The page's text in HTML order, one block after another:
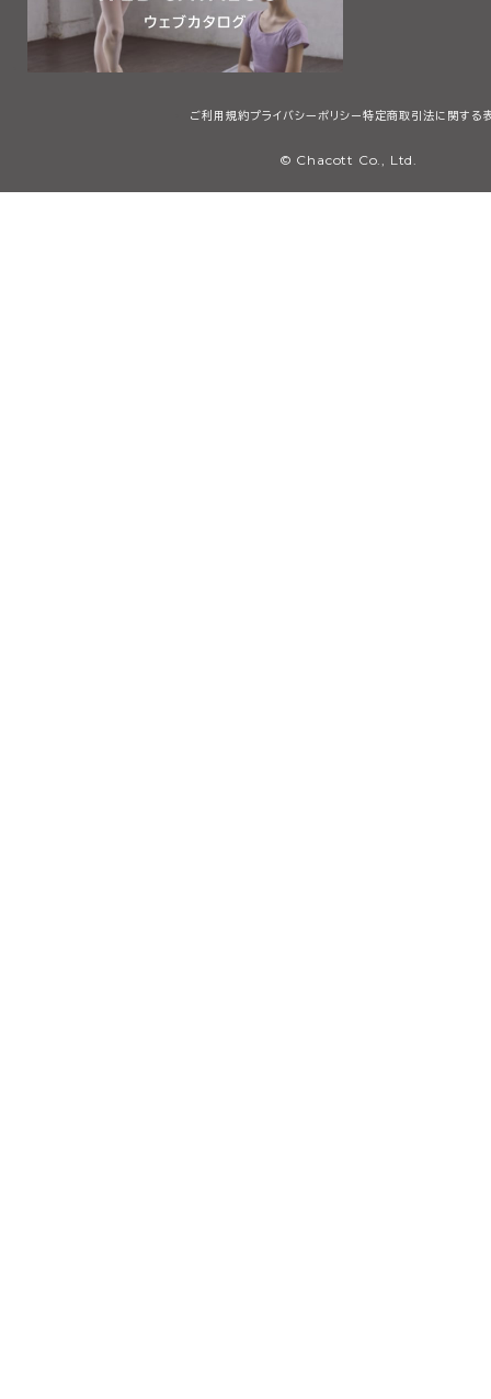
ご利用規約プライバシーポリシー 特定商取引法に関する
© Chacott Co., Ltd.